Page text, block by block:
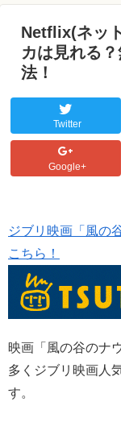
Netflix(ネッ
カは見れる
法！
Twitter
Google+
ジブリ映画「風の
こちら！
映画「風の谷のナ
多くジブリ映画人
す。